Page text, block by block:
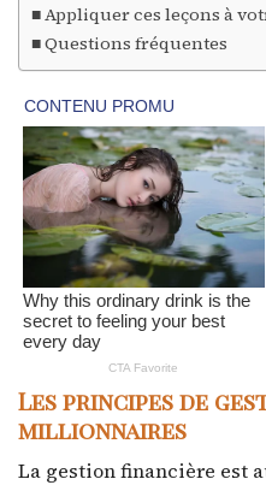
Appliquer ces leçons à
Questions fréquentes
Les principes de
millionnaires
La gestion financière est